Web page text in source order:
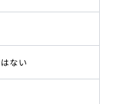
ない